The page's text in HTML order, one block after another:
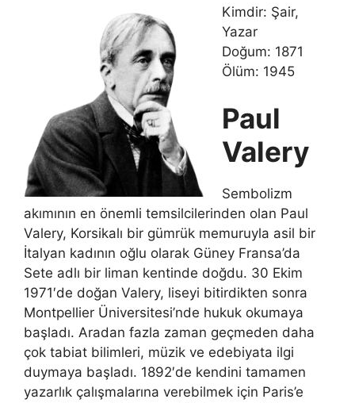
Kimdir: Şair,
Yazar
Doğum: 1871
Ölüm: 1945
Paul
Valery
Sembolizm
akımının en önemli temsilcilerinden olan Paul
Valery, Korsikalı bir gümrük memuruyla asil bir
İtalyan kadının oğlu olarak Güney Fransa’da
Sete adlı bir liman kentinde doğdu. 30 Ekim
1971′de doğan Valery, liseyi bitirdikten sonra
Montpellier Üniversitesi’nde hukuk okumaya
başladı. Aradan fazla zaman geçmeden daha
çok tabiat bilimleri, müzik ve edebiyata ilgi
duymaya başladı. 1892′de kendini tamamen
yazarlık çalışmalarına verebilmek için Paris’e